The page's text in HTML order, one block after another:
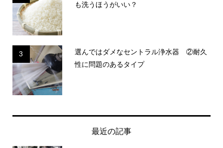
も洗うほうがいい？
3
選んではダメなセントラル浄水器 ②耐久
性に問題のあるタイプ
最近の記事